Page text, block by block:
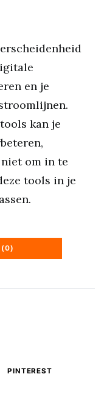
PINTEREST
en je
kan je
om in te
tools in je
(0)